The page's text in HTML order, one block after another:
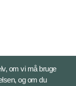
om vi må bruge
og om du